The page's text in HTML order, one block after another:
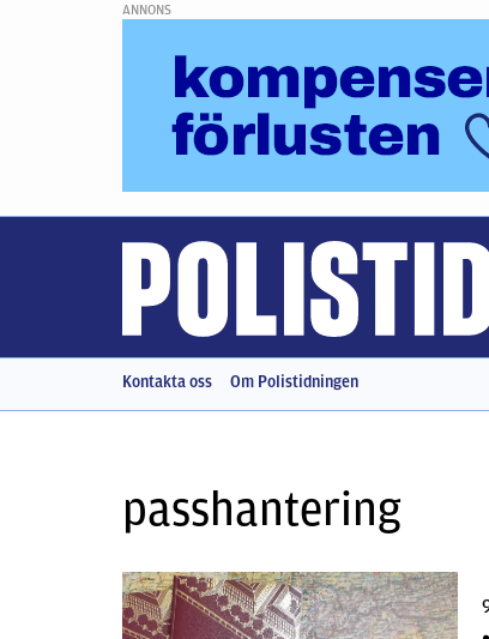
ANNONS
Kontakta oss Om Polistidningen
passhantering